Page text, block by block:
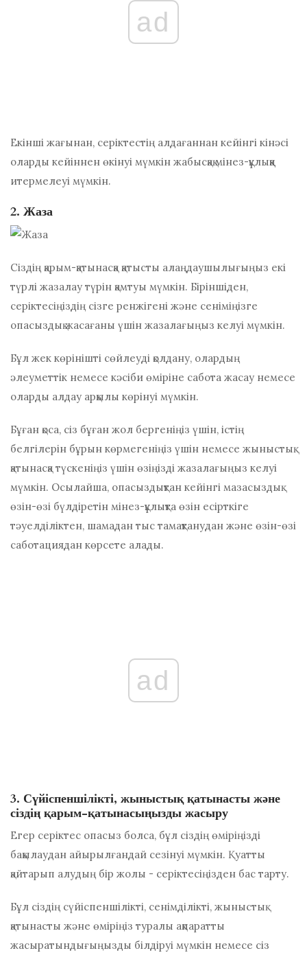
ad
Екінші жағынан, серіктестің алдағаннан кейінгі кінәсі
оларды кейіннен өкінуі мүмкін жабысқақ мінез-құлыққа
итермелеуі мүмкін.
2. Жаза
Сіздің қарым-қатынасқа қатысты алаңдаушылығыңыз екі
түрлі жазалау түрін қамтуы мүмкін. Біріншіден,
серіктесіңіздің сізге ренжігені және сеніміңізге
опасыздық жасағаны үшін жазалағыңыз келуі мүмкін.
Бұл жек көрінішті сөйлеуді қолдану, олардың
әлеуметтік немесе кәсіби өміріне сабота жасау немесе
оларды алдау арқылы көрінуі мүмкін.
Бұған қоса, сіз бұған жол бергеніңіз үшін, істің
белгілерін бұрын көрмегеніңіз үшін немесе жыныстық
қатынасқа түскеніңіз үшін өзіңізді жазалағыңыз келуі
мүмкін. Осылайша, опасыздықтан кейінгі мазасыздық
өзін-өзі бүлдіретін мінез-құлықта өзін есірткіге
тәуелділіктен, шамадан тыс тамақтанудан және өзін-өзі
саботациядан көрсете алады.
ad
3. Сүйіспеншілікті, жыныстық қатынасты және
сіздің қарым-қатынасыңызды жасыру
Егер серіктес опасыз болса, бұл сіздің өміріңізді
бақылаудан айырылғандай сезінуі мүмкін. Қуатты
қайтарып алудың бір жолы - серіктесіңізден бас тарту.
Бұл сіздің сүйіспеншілікті, сенімділікті, жыныстық
қатынасты және өміріңіз туралы ақпаратты
жасыратындығыңызды білдіруі мүмкін немесе сіз